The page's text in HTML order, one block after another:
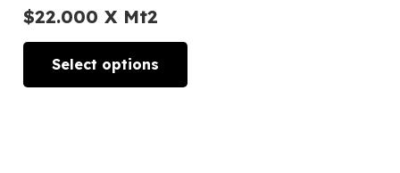
$22.000 X Mt2
Select options